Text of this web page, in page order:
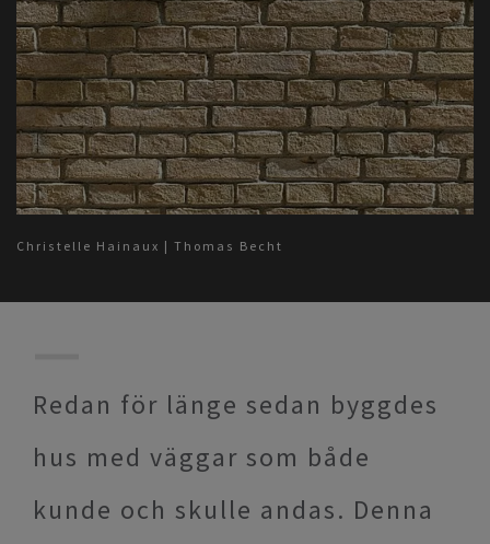
Christelle Hainaux | Thomas Becht
Redan för länge sedan byggdes
hus med väggar som både
kunde och skulle andas. Denna